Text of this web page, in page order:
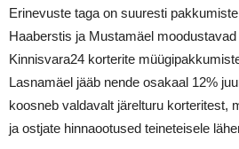
Erinevuste taga on suuresti
Haaberstis ja Mustamäel
Kinnisvara24 korterite
Lasnamäel jääb nende osakaal 12%
koosneb valdavalt järelturu korteritest,
ja ostjate hinnaootused teineteisele